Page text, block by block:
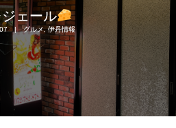
ジェール
グルメ,伊丹情報